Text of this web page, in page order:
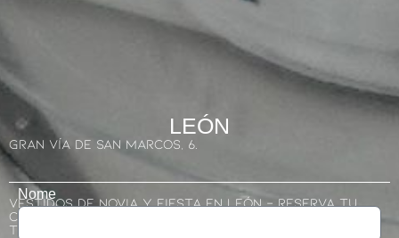
LEÓN
GRAN VÍA DE SAN MARCOS, 6.
Vestidos De Novia Y Fiesta En León - Reserva Tu
Cita En Nuestro Atelier
Tu Tienda De Novia En León
Nome